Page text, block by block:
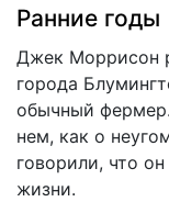
Ранние годы
Джек Моррисон
города
обычный
нем, как о
говорили, что
жизни.